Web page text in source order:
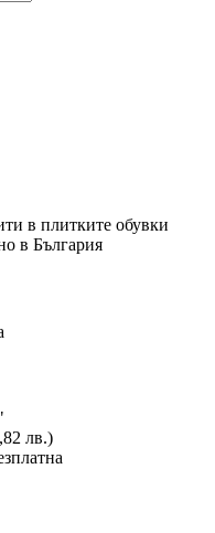
в плитките обувки
в България
лв.)